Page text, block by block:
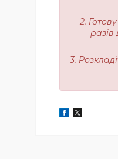
2.
разів
3.